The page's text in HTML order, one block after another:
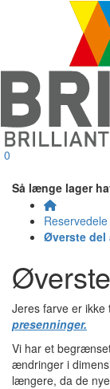
0
Så længe lager
Reservedele
Øverste del
Jeres farve er
presenninger.
Vi har et
ændringer i
længere, da de